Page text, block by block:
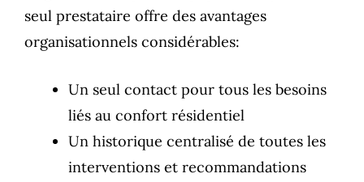
seul prestataire offre des avantages
organisationnels considérables:
Un seul contact pour tous les besoins
liés au confort résidentiel
Un historique centralisé de toutes les
interventions et recommandations